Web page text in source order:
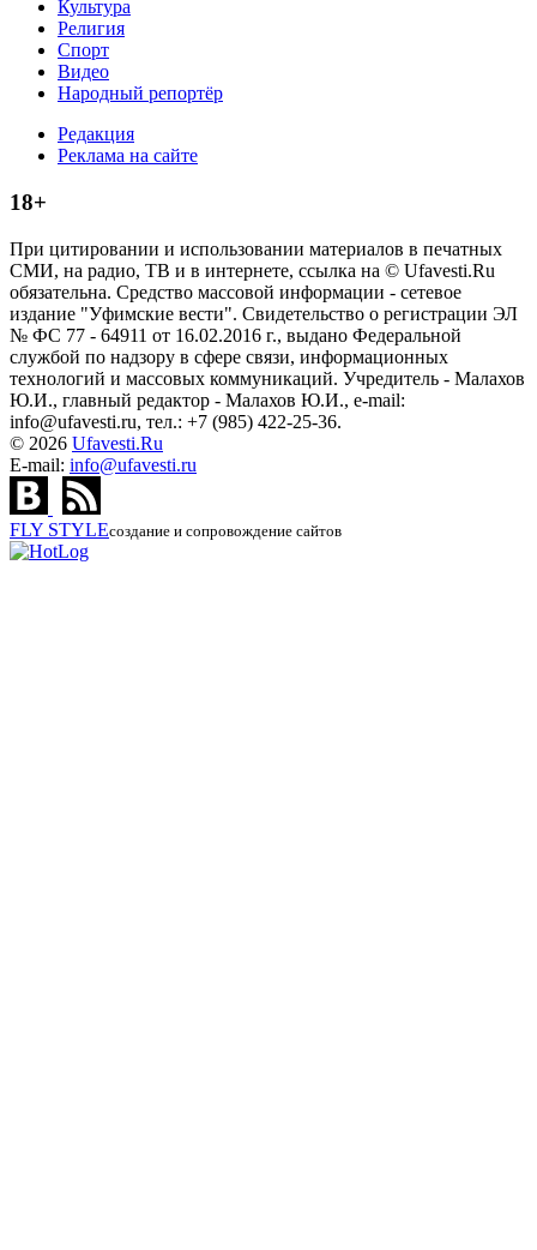
Культура
Религия
Спорт
Видео
Народный репортёр
Редакция
Реклама на сайте
18+
При цитировании и использовании материалов в печатных
СМИ, на радио, ТВ и в интернете, ссылка на © Ufavesti.Ru
обязательна. Средство массовой информации - сетевое
издание "Уфимские вести". Свидетельство о регистрации ЭЛ
№ ФС 77 - 64911 от 16.02.2016 г., выдано Федеральной
службой по надзору в сфере связи, информационных
технологий и массовых коммуникаций. Учредитель - Малахов
Ю.И., главный редактор - Малахов Ю.И., e-mail:
info@ufavesti.ru, тел.: +7 (985) 422-25-36.
© 2026 Ufavesti.Ru
E-mail: info@ufavesti.ru
FLY STYLEсоздание и сопровождение сайтов